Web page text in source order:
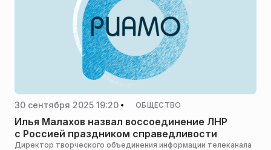
30 сентября 2025 19:20 ОБЩЕСТВО
Илья Малахов назвал воссоединение ЛНР
с Россией праздником справедливости
Директор творческого объединения информации телеканала